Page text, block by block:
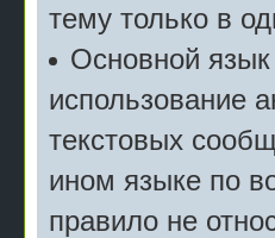
тему только в
Основной
использование
текстовых
ином языке по
правило не